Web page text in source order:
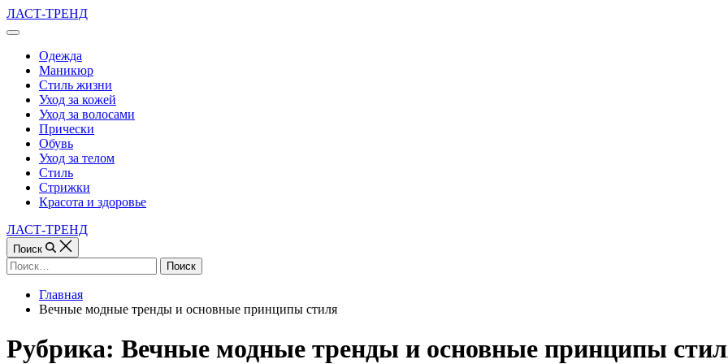
Перейти
к
ЛАСТ-ТРЕНД
Вне
холстаОдежда
Маникюр
Стиль жизни
Уход за кожей
Уход за волосами
Прически
Обувь
Уход за телом
Стиль
Стрижки
Красота и здоровье
ЛАСТ-ТРЕНД
Поиск
Найти:
Главная
Вечные модные тренды и основные принципы стиля
Рубрика: Вечные модные тренды и основные принципы